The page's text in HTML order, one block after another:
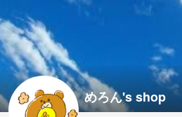
めろん's shop